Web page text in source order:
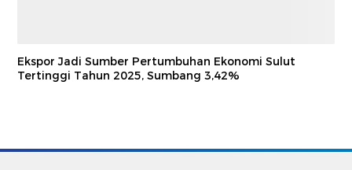
Ekspor Jadi Sumber Pertumbuhan Ekonomi Sulut
Tertinggi Tahun 2025, Sumbang 3,42%